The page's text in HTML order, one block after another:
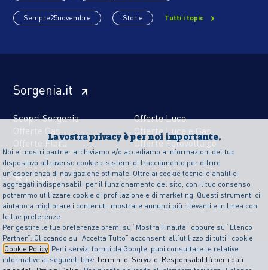
La vostra privacy è per noi importante.
Noi e i nostri partner archiviamo e/o accediamo a informazioni del tuo
dispositivo attraverso cookie e sistemi di tracciamento per offrire
un’esperienza di navigazione ottimale. Oltre ai cookie tecnici e analitici
aggregati indispensabili per il funzionamento del sito, con il tuo consenso
potremmo utilizzare cookie di profilazione e di marketing. Questi strumenti ci
aiutano a migliorare i contenuti, mostrare annunci più rilevanti e in linea con
le tue preferenze
Per gestire le tue preferenze premi su “Mostra Finalità” oppure su “Elenco
Partner”. Cliccando su “Accetta Tutto” acconsenti all’utilizzo di tutti i cookie
Cookie Policy . Per i servizi forniti da Google, puoi consultare le relative
informative ai seguenti link:Termini di Servizio, Responsabilità per i dati
Sempre25novembre Storie Tutti i topic
Sorgenia.it
Scopri Sorgenia
Offerte Luce
Offerte Gas
Offerte Luce e Gas
Offerte Fibra
Offerte Fotovoltaico